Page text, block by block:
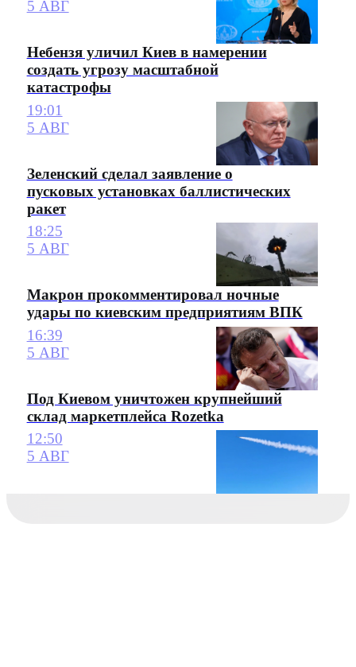
5 АВГ
Небензя уличил Киев в намерении
создать угрозу масштабной
катастрофы
19:01
5 АВГ
Зеленский сделал заявление о
пусковых установках баллистических
ракет
18:25
5 АВГ
Макрон прокомментировал ночные
удары по киевским предприятиям ВПК
16:39
5 АВГ
Под Киевом уничтожен крупнейший
склад маркетплейса Rozetka
12:50
5 АВГ